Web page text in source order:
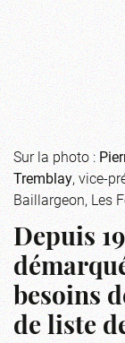
Sur la photo :
Tremblay, vice-
Baillargeon, Les
Depuis
besoins
de liste